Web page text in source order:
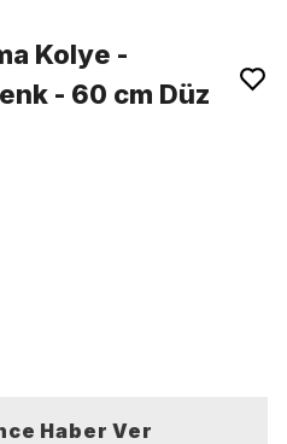
Kolye -
- 60 cm Düz
Haber Ver